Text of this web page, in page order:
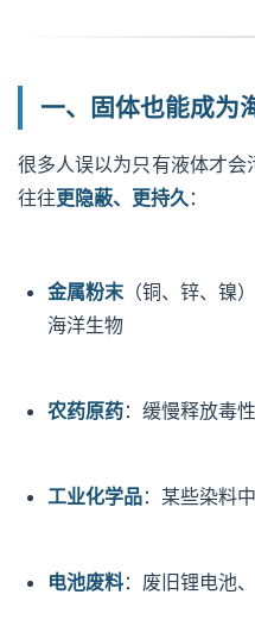
一、固体也能成为
很多人误以为只有液体才
往往更隐蔽、更持久：
金属粉末（铜、锌、镍
海洋生物
农药原药：缓慢释放毒
工业化学品：某些染料
电池废料：废旧锂电池